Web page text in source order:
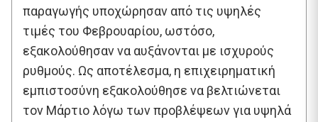
παραγωγής υποχώρησαν από τις υψηλές
τιμές του Φεβρουαρίου, ωστόσο,
εξακολούθησαν να αυξάνονται με ισχυρούς
ρυθμούς. Ως αποτέλεσμα, η επιχειρηματική
εμπιστοσύνη εξακολούθησε να βελτιώνεται
τον Μάρτιο λόγω των προβλέψεων για υψηλά